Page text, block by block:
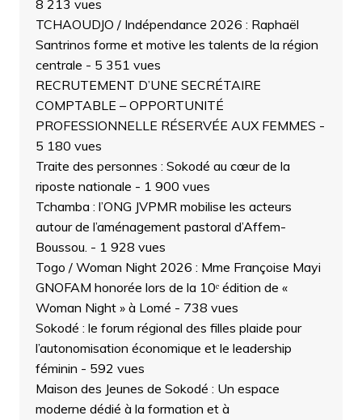
8 213 vues
TCHAOUDJO / Indépendance 2026 : Raphaël
Santrinos forme et motive les talents de la région
centrale - 5 351 vues
RECRUTEMENT D’UNE SECRÉTAIRE
COMPTABLE – OPPORTUNITÉ
PROFESSIONNELLE RÉSERVÉE AUX FEMMES -
5 180 vues
Traite des personnes : Sokodé au cœur de la
riposte nationale - 1 900 vues
Tchamba : l’ONG JVPMR mobilise les acteurs
autour de l’aménagement pastoral d’Affem-
Boussou. - 1 928 vues
Togo / Woman Night 2026 : Mme Françoise Mayi
GNOFAM honorée lors de la 10ᵉ édition de «
Woman Night » à Lomé - 738 vues
Sokodé : le forum régional des filles plaide pour
l’autonomisation économique et le leadership
féminin - 592 vues
Maison des Jeunes de Sokodé : Un espace
moderne dédié à la formation et à